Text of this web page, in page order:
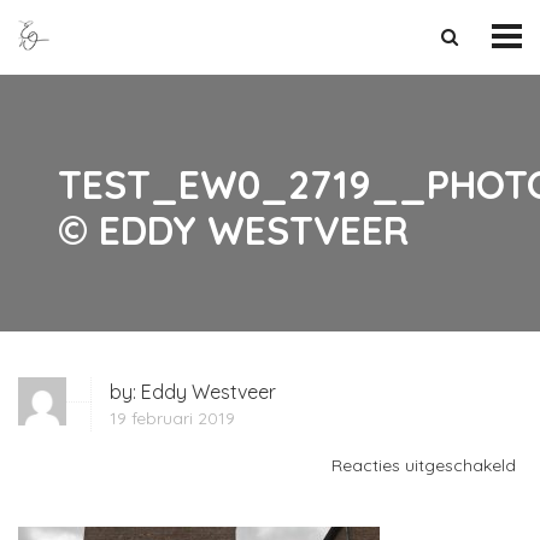
© EDDY WESTVEER
by: Eddy Westveer
19 februari 2019
Reacties uitgeschakeld